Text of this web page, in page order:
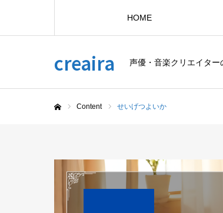
creaira 声優・音楽クリエイタ
HOME
Content せいげつよいか